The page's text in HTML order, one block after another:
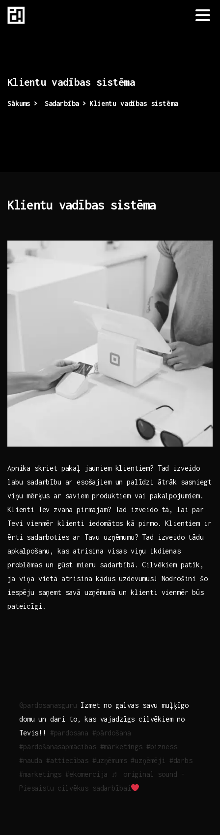
Klientu vadības sistēma
Sākums Sadarbība Klientu vadības sistēma
Klientu vadības sistēma
Apnika skriet pakaļ jauniem klientiem? Tad izveido
labu sadarbību ar esošajiem un palīdzi ātrāk sasniegt
viņu mērķus ar saviem produktiem vai pakalpojumiem.
Klienti Tev zvana pirmajam? Tad izveido tā, lai par
Tevi vienmēr klienti iedomātos kā pirmo. Klientiem ir
ērti sadarboties ar Tavu uzņēmumu? Tad izveido tādu
apkalpošanu, kas atrisina visas viņu ikdienas
problēmas un gūst mieru sadarbībā. Cilvēkiem patīk,
ja viņa vietā atrisina kādus uzdevumus! Nodrošini šo
iespēju saņemt savā uzņēmumā un klienti vienmēr būs
pateicīgi.
@pardosanasguru Izmet no galvas savu muļķīgo
domu un dari to, kas vajadzīgs cilvēkiem no
Tevis!! #pardosana #pārdošana
#pārdošanasapmācības #mārketings #bizness
#nauda #attiecības #uzņēmums #uzņēmēji
#darbs
#marketings #ekomercija
♬ original sound -
Piesaistu cilvēkus sadarbībai